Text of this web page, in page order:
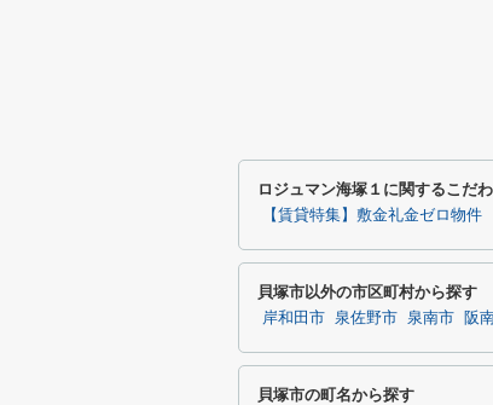
ロジュマン海塚１に関するこだ
【賃貸特集】敷金礼金ゼロ物件
貝塚市以外の市区町村から探す
岸和田市 泉佐野市 泉南市 阪
貝塚市の町名から探す